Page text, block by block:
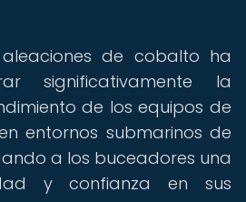
de cobalto ha
significativamente la
de los equipos de
entornos submarinos de
a los buceadores una
y confianza en sus